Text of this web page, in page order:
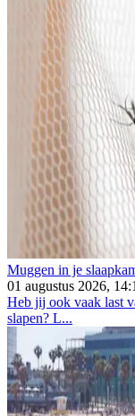
Muggen in je
01 augustus 2026,
Heb jij ook vaak last
slapen? L...